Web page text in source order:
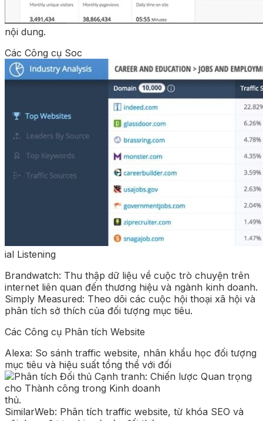
nội dung.
Các Công cụ Soc
ial Listening
Brandwatch: Thu thập dữ liệu về cuộc trò chuyện trên
internet liên quan đến thương hiệu và ngành kinh doanh.
Simply Measured: Theo dõi các cuộc hội thoại xã hội và
phân tích sở thích của đối tượng mục tiêu.
Các Công cụ Phân tích Website
Alexa: So sánh traffic website, nhân khẩu học đối tượng
mục tiêu và hiệu suất tổng thể với đối
thủ.
SimilarWeb: Phân tích traffic website, từ khóa SEO và